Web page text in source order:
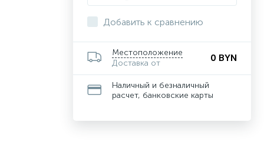
Добавить к сравнению
Местоположение
Доставка от
0 BYN
Наличный и безналичный
расчет, банковские карты